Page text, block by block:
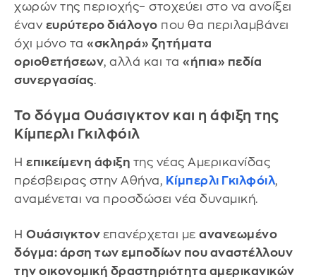
χωρών της περιοχής– στοχεύει στο να ανοίξει
έναν ευρύτερο διάλογο που θα περιλαμβάνει
όχι μόνο τα «σκληρά» ζητήματα
οριοθετήσεων, αλλά και τα «ήπια» πεδία
συνεργασίας.
Το δόγμα Ουάσιγκτον και η άφιξη της
Κίμπερλι Γκιλφόιλ
Η επικείμενη άφιξη της νέας Αμερικανίδας
πρέσβειρας στην Αθήνα, Κίμπερλι Γκιλφόιλ,
αναμένεται να προσδώσει νέα δυναμική.
Η Ουάσιγκτον επανέρχεται με ανανεωμένο
δόγμα: άρση των εμποδίων που αναστέλλουν
την οικονομική δραστηριότητα αμερικανικών